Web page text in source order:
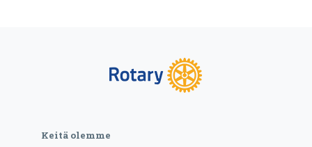
Keitä olemme